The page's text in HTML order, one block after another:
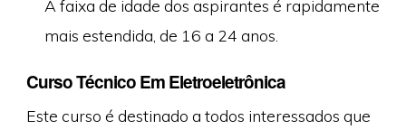
A faixa de idade dos aspirantes é rapidamente
mais estendida, de 16 a 24 anos.
Curso Técnico Em Eletroeletrônica
Este curso é destinado a todos interessados que